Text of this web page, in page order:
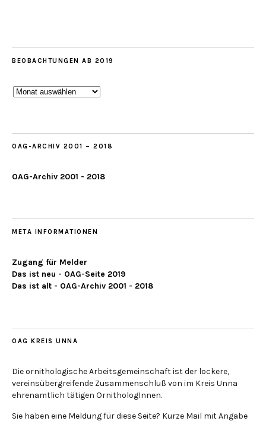
BEOBACHTUNGEN AB 2019
Beobachtungen
OAG-ARCHIV 2001 – 2018
OAG-Archiv 2001 - 2018
META INFORMATIONEN
Zugang für Melder
Das ist neu - OAG-Seite 2019
Das ist alt - OAG-Archiv 2001 - 2018
OAG KREIS UNNA
Die ornithologische Arbeitsgemeinschaft ist der lockere,
vereinsübergreifende Zusammenschluß von im Kreis Unna
ehrenamtlich tätigen OrnithologInnen.
Sie haben eine Meldung für diese Seite? Kurze Mail mit Angabe